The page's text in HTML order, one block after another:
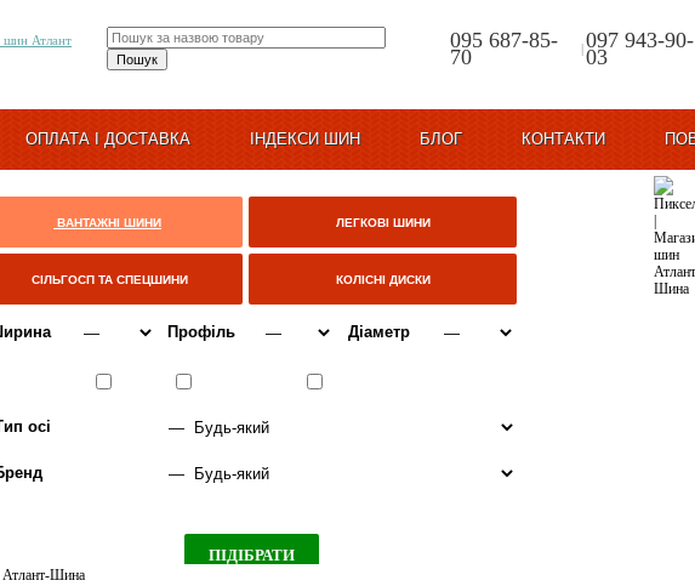
095 687-85-
70 |097 943-90-
03
ОПЛАТА І ДОСТАВКА ІНДЕКСИ ШИН БЛОГ КОНТАКТИ
ВАНТАЖНІ ШИНИ ЛЕГКОВІ ШИНИ
СІЛЬГОСП ТА СПЕЦШИНИ КОЛІСНІ ДИСКИ
Профіль Діаметр
осі